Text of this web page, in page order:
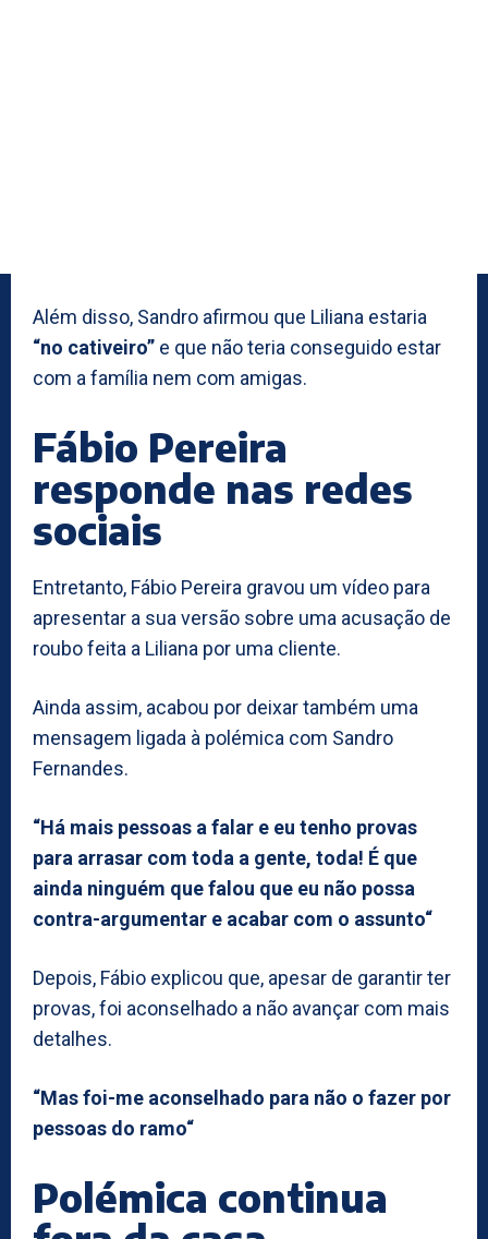
Além disso, Sandro afirmou que Liliana estaria
“no cativeiro” e que não teria conseguido estar
com a família nem com amigas.
Fábio Pereira
responde nas redes
sociais
Entretanto, Fábio Pereira gravou um vídeo para
apresentar a sua versão sobre uma acusação de
roubo feita a Liliana por uma cliente.
Ainda assim, acabou por deixar também uma
mensagem ligada à polémica com Sandro
Fernandes.
“Há mais pessoas a falar e eu tenho provas
para arrasar com toda a gente, toda! É que
ainda ninguém que falou que eu não possa
contra-argumentar e acabar com o assunto“
Depois, Fábio explicou que, apesar de garantir ter
provas, foi aconselhado a não avançar com mais
detalhes.
“Mas foi-me aconselhado para não o fazer por
pessoas do ramo“
Polémica continua